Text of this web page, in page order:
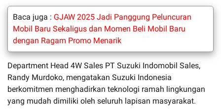
Baca juga : GJAW 2025 Jadi Panggung Peluncuran
Mobil Baru Sekaligus dan Momen Beli Mobil Baru
dengan Ragam Promo Menarik
Department Head 4W Sales PT Suzuki Indomobil Sales,
Randy Murdoko, mengatakan Suzuki Indonesia
berkomitmen menghadirkan teknologi ramah lingkungan
yang mudah dimiliki oleh seluruh lapisan masyarakat.